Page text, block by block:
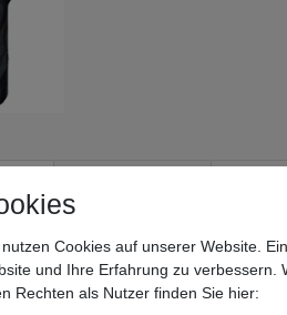
Cookies auf unserer Website.
und Ihre Erfahrung zu verbessern.
Rechten als Nutzer finden Sie hier: